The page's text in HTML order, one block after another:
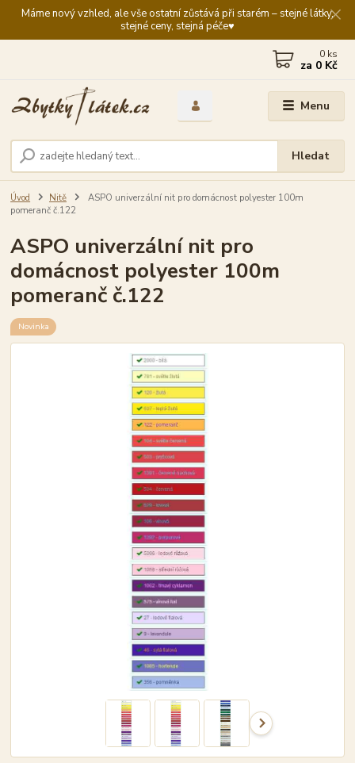
Máme nový vzhled, ale vše ostatní zůstává při starém – stejné látky,
stejné ceny, stejná péče♥️
Menu
Hledat
0 ks
za 0 Kč
Úvod Nitě
ASPO univerzální nit pro domácnost polyester 100m
pomeranč č.122
ASPO univerzální nit pro
domácnost polyester 100m
pomeranč č.122
Novinka